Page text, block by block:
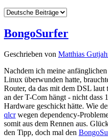
BongoSurfer
Geschrieben von Matthias
Nachdem ich meine
Linux überwunden hatte,
Router, da das mit dem DSL
an der T-Com hängt - nicht dass
Hardware geschickt hätte. Wie
qlcrwegen dependency-
somit aus dem Rennen aus.
den Tipp, doch mal den